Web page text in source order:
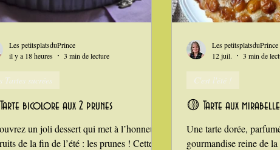
i Love Tomate ! Je mange au bureau : gamelle, bento
bicolore aux 2 prunes
un joli dessert qui met à l’honneur
de la fin de l’été : les prunes ! Cette
Tartes sucrées
Les petitsplatsduPrince
il y a 18 heures
3 min de lecture
🟡 Tarte aux
Une tarte dorée,
gourmandise reine de la
C'est l'été !
Les petitsplatsduPrince
12 juil.
3 min de